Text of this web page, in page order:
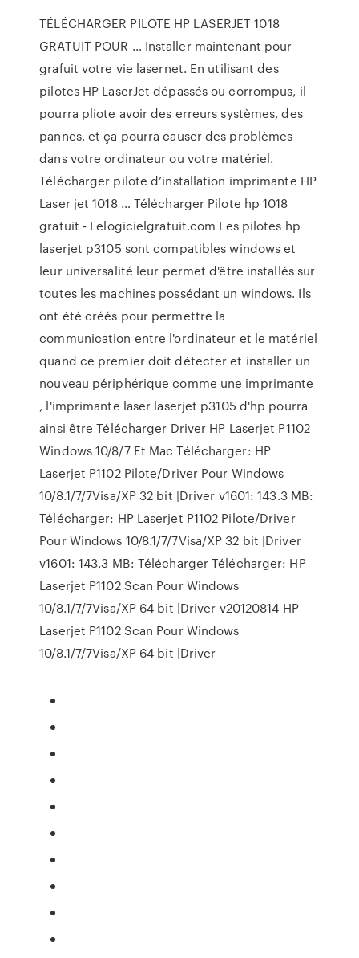
TÉLÉCHARGER PILOTE HP LASERJET 1018
GRATUIT POUR … Installer maintenant pour
grafuit votre vie lasernet. En utilisant des
pilotes HP LaserJet dépassés ou corrompus, il
pourra pliote avoir des erreurs systèmes, des
pannes, et ça pourra causer des problèmes
dans votre ordinateur ou votre matériel.
Télécharger pilote d’installation imprimante HP
Laser jet 1018 … Télécharger Pilote hp 1018
gratuit - Lelogicielgratuit.com Les pilotes hp
laserjet p3105 sont compatibles windows et
leur universalité leur permet d'être installés sur
toutes les machines possédant un windows. Ils
ont été créés pour permettre la
communication entre l'ordinateur et le matériel
quand ce premier doit détecter et installer un
nouveau périphérique comme une imprimante
, l'imprimante laser laserjet p3105 d'hp pourra
ainsi être Télécharger Driver HP Laserjet P1102
Windows 10/8/7 Et Mac Télécharger: HP
Laserjet P1102 Pilote/Driver Pour Windows
10/8.1/7/7Visa/XP 32 bit |Driver v1601: 143.3 MB:
Télécharger: HP Laserjet P1102 Pilote/Driver
Pour Windows 10/8.1/7/7Visa/XP 32 bit |Driver
v1601: 143.3 MB: Télécharger Télécharger: HP
Laserjet P1102 Scan Pour Windows
10/8.1/7/7Visa/XP 64 bit |Driver v20120814 HP
Laserjet P1102 Scan Pour Windows
10/8.1/7/7Visa/XP 64 bit |Driver